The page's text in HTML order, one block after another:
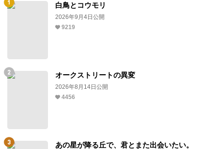
白鳥とコウモリ
2026年9月4日公開
9219
オークストリートの異変
2026年8月14日公開
4456
あの星が降る丘で、君とまた出会いたい。